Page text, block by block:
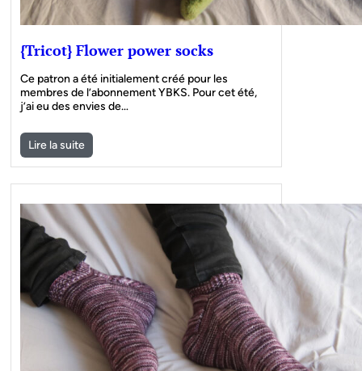
{Tricot} Flower power socks
Ce patron a été initialement créé pour les
membres de l’abonnement YBKS. Pour cet été,
j’ai eu des envies de…
Lire la suite